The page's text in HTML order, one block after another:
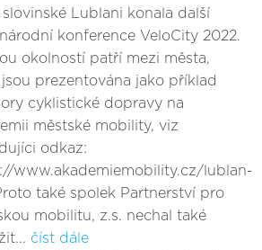
slovinské Lublani konala další
konference VeloCity 2022.
okolností patří mezi města,
jsou prezentována jako příklad
cyklistické dopravy na
městské mobility, viz
odkaz:
www.akademiemobility.cz/lublan-
také spolek Partnerství pro
mobilitu, z.s. nechal také
číst dále